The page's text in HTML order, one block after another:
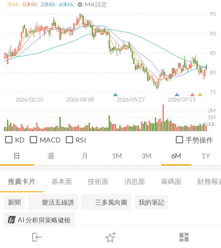
login dashboard
下單
日 週 月 1M 3M 6M 1Y
2026/02/20 2026/04/09 2026/05/27 2026/07/15
75
80
85
90
95
500K
1M
2M
5MA: 10MA: 20MA: 60MA: settings MA 設定
KD MACD RSI 手勢操作
推薦卡片 基本面 技術面 消息面 籌碼面 財務報
新聞 樂活五線譜 三多風向圖 我的筆記
AI 分析與策略健檢